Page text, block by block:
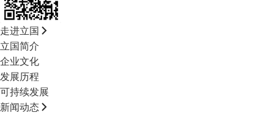
走进立国
立国简介
企业文化
发展历程
可持续发展
新闻动态